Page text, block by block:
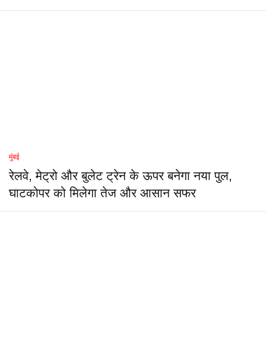
मुंबई
रेलवे, मेट्रो और बुलेट ट्रेन के ऊपर बनेगा नया पुल,
घाटकोपर को मिलेगा तेज और आसान सफर